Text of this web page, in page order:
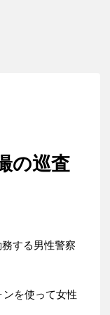
の巡査
する男性警察
を使って女性